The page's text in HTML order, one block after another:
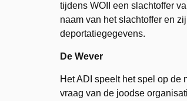
tijdens WOII een slachtoffer
naam van het slachtoffer en
deportatiegegevens.
De Wever
Het ADI speelt het spel op de
vraag van de joodse